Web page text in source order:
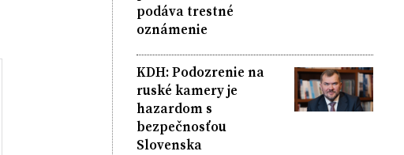
podáva trestné
oznámenie
KDH: Podozrenie na
ruské kamery je
hazardom s
bezpečnosťou
Slovenska